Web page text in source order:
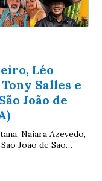
Léo
Salles e
João de
Naiara Azevedo,
João de São